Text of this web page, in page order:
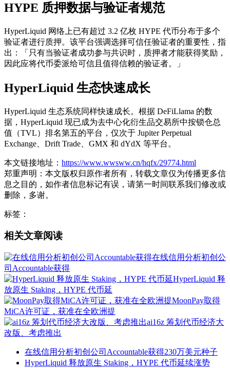
HYPE 质押数据与验证者规范
HyperLiquid 网络上已有超过 3.2 亿枚 HYPE 代币分布于多个
验证者进行质押。该平台强调选择可信任验证者的重要性，指
出：「只有当验证者成功参与共识时，质押者才能获得奖励，
因此应将代币委派给可信且值得信赖的验证者。」
HyperLiquid 生态快速成长
HyperLiquid 生态系统同样快速成长。根据 DeFiLlama 的数
据，HyperLiquid 现已成为去中心化衍生品交易所中按锁仓总
值（TVL）排名第五的平台，仅次于 Jupiter Perpetual
Exchange、Drift Trade、GMX 和 dYdX 等平台。
本文链接地址： https://www.wwsww.cn/hqfx/29774.html
郑重声明：本文版权归原作者所有，转载文章仅为传播更多信
息之目的，如作者信息标记有误，请第一时间联系我们修改或
删除，多谢。
标签：
相关文章阅读
在线信用分析初创公
司Accountable获得
HyperLiquid 释
放原生 Staking，HYPE 代币延
MoonPay取得
MiCA许可证，获准在全欧洲提
ai16z 筹划代币经济大
改版、考虑推出
在线信用分析初创公司Accountable获得230万美元种子
HyperLiquid 释放原生 Staking，HYPE 代币延续涨势